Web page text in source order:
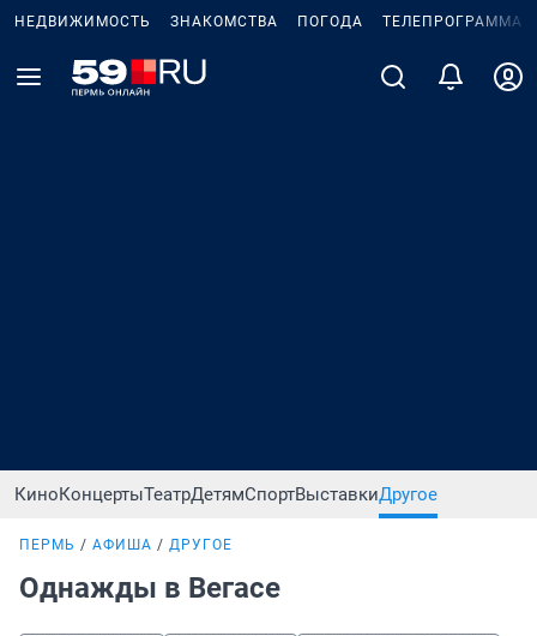
НЕДВИЖИМОСТЬ ЗНАКОМСТВА ПОГОДА ТЕЛЕПРОГРАММА
КиноКонцертыТеатрДетямСпортВыставкиДругое
ПЕРМЬ АФИША ДРУГОЕ
Однажды в Вегасе